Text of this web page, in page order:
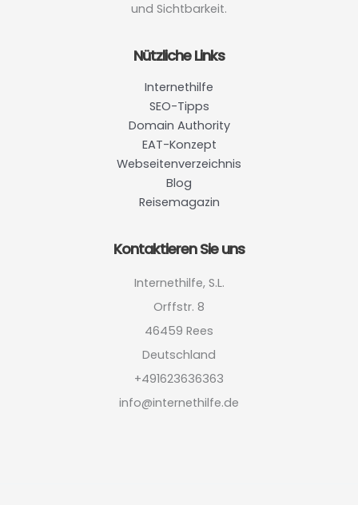
und Sichtbarkeit.
Nützliche Links
Internethilfe
SEO-Tipps
Domain Authority
EAT-Konzept
Webseitenverzeichnis
Blog
Reisemagazin
Kontaktieren Sie uns
Internethilfe, S.L.
Orffstr. 8
46459 Rees
Deutschland
+491623636363
info@internethilfe.de